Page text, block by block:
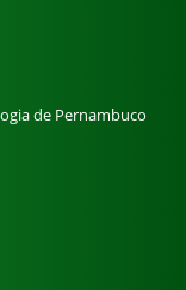
de Pernambuco